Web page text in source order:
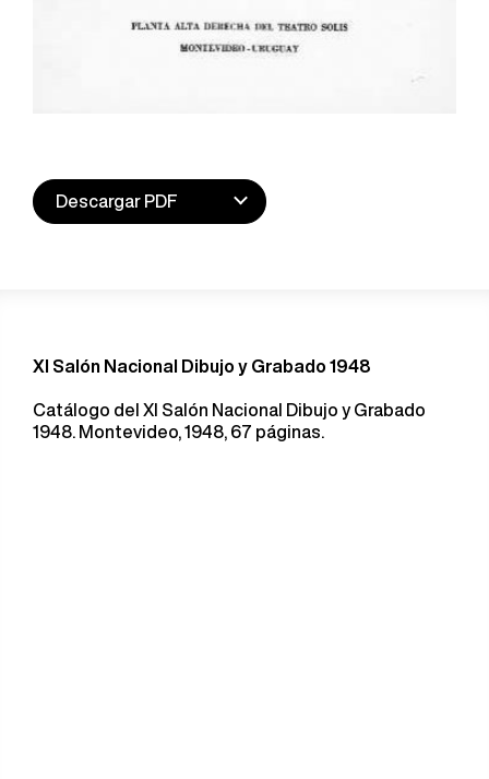
Descargar PDF
XI Salón Nacional Dibujo y Grabado 1948
Catálogo del XI Salón Nacional Dibujo y Grabado
1948. Montevideo, 1948, 67 páginas.